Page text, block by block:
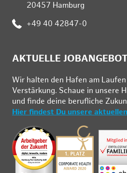
20457 Hamburg
Telefon:
+49 40 42847-0
AKTUELLE
Wir hal­ten den Ha­fen am
Ver­stär­kung. Schau­e in un­se­re
und fin­de deine be­ruf­li­che
Hier findest Du unsere